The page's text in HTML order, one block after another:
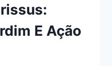
E Ação